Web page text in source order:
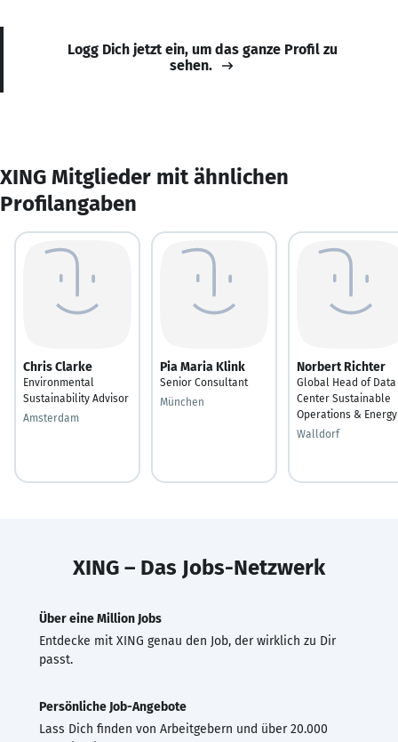
Logg Dich jetzt ein, um das ganze Profil zu
sehen.
XING Mitglieder mit ähnlichen
Profilangaben
Chris Clarke
Environmental
Sustainability Advisor
Amsterdam
Pia Maria Klink
Senior Consultant
München
Norbert Richter
Global Head of Data
Center Sustainable
Operations & Energy
Walldorf
XING – Das Jobs-Netzwerk
Über eine Million Jobs
Entdecke mit XING genau den Job, der wirklich zu Dir
passt.
Persönliche Job-Angebote
Lass Dich finden von Arbeitgebern und über 20.000